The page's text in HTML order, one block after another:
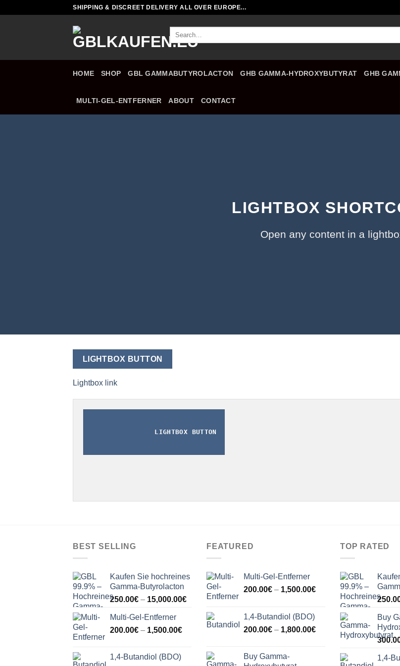
SHIPPING & DISCREET DELIVERY ALL OVER EUROPE...
Search
HOME SHOP GBL GAMMABUTYROLACTON GHB GAMMA-HYDROXYBUTYRAT GHB
MULTI-GEL-ENTFERNER ABOUT CONTACT
LIGHTBOX
Open any content in a
LIGHTBOX BUTTON
Lightbox link
LIGHTBOX BUTTON
BEST SELLING
Kaufen Sie hochreines
Gamma-Butyrolacton
250.00€ – 15,000.00€Price
250.00€
through
Multi-Gel-Entferner
200.00€ – 1,500.00€Price
200.00€
through
1,4-Butandiol (BDO)
FEATURED
Multi-Gel-Entferner
200.00€ – 1,500.00€Price
200.00€
through
1,500.00€
1,4-Butandiol (BDO)
200.00€ – 1,800.00€Price
through
Buy Gamma-
TOP RATED
Buy
1,4-